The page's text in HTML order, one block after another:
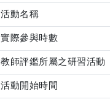
活動名稱
實際參與時數
教師評鑑所屬之研習活動
活動開始時間